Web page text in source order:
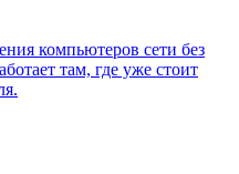
компьютеров сети без
там, где уже стоит